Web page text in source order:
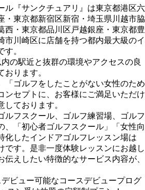
ル『サンクチュアリ』は東京都港区六
・東京都新宿区新宿・埼玉県川越市脇
西・東京都品川区戸越銀座・東京都豊
市川崎区に店舗を持つ都内最大級のイ
。
の駅近と抜群の環境やアクセスの良
おります。
「ゴルフをしたことがない女性のため
ンセプトに、お客様にご満足いただけ
しております。
ルフスクール、ゴルフ練習場、ゴルフ
、「初心者ゴルフスクール」「女性向
化したインドアゴルフレッスン場は
です。是非一度体験レッスンにお越し
伝えしたい特徴的なサービス内容が、
デビュー可能なコースデビュープログ